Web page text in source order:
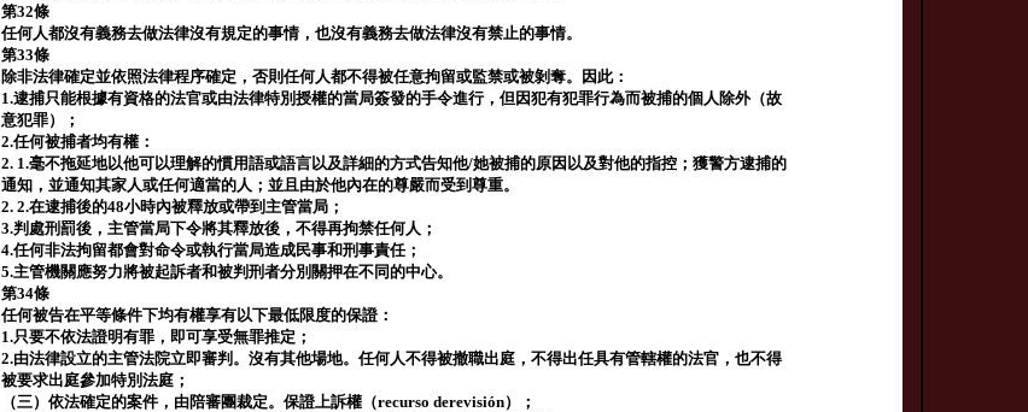
第32條
任何人都沒有義務去做法律沒有規定的事情，也沒有義務去做法律沒有禁止的事情。
第33條
除非法律確定並依照法律程序確定，否則任何人都不得被任意拘留或監禁或被剝奪。因此：
1.逮捕只能根據有資格的法官或由法律特別授權的當局簽發的手令進行，但因犯有犯罪行為而被捕的個人除外（故
意犯罪）；
2.任何被捕者均有權：
2. 1.毫不拖延地以他可以理解的慣用語或語言以及詳細的方式告知他/她被捕的原因以及對他的指控；獲警方逮捕的
通知，並通知其家人或任何適當的人；並且由於他內在的尊嚴而受到尊重。
2. 2.在逮捕後的48小時內被釋放或帶到主管當局；
3.判處刑罰後，主管當局下令將其釋放後，不得再拘禁任何人；
4.任何非法拘留都會對命令或執行當局造成民事和刑事責任；
5.主管機關應努力將被起訴者和被判刑者分別關押在不同的中心。
第34條
任何被告在平等條件下均有權享有以下最低限度的保證：
1.只要不依法證明有罪，即可享受無罪推定；
2.由法律設立的主管法院立即審判。沒有其他場地。任何人不得被撤職出庭，不得出任具有管轄權的法官，也不得
被要求出庭參加特別法庭；
（三）依法確定的案件，由陪審團裁定。保證上訴權（recurso derevisión）；